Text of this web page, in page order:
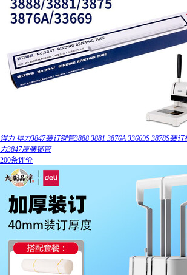
得力 得力3847装订铆管3888 3881 3876A 33669S 3878S装
力3847原装铆管
200条评价